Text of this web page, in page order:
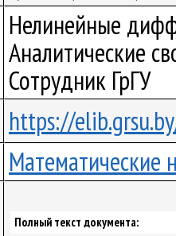
Нелинейные
Аналитические
Сотрудник ГрГУ
https://
Математические
Полный текст документа: